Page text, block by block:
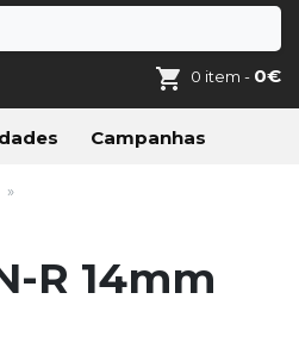
0 item - 0€
Campanhas
R 14mm